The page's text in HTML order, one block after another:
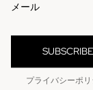
メール
SUBSCRIBE
プライバシーポ